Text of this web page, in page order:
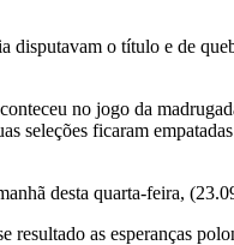
o título e de
no jogo da
seleções ficaram
desta quarta-feira,
as esperanças